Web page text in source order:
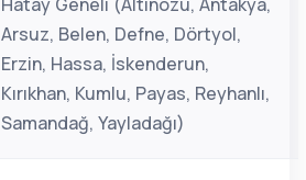
Arsuz, Belen, Defne, Dörtyol,
Erzin, Hassa, İskenderun,
Kırıkhan, Kumlu, Payas, Reyhanlı,
Samandağ, Yayladağı)